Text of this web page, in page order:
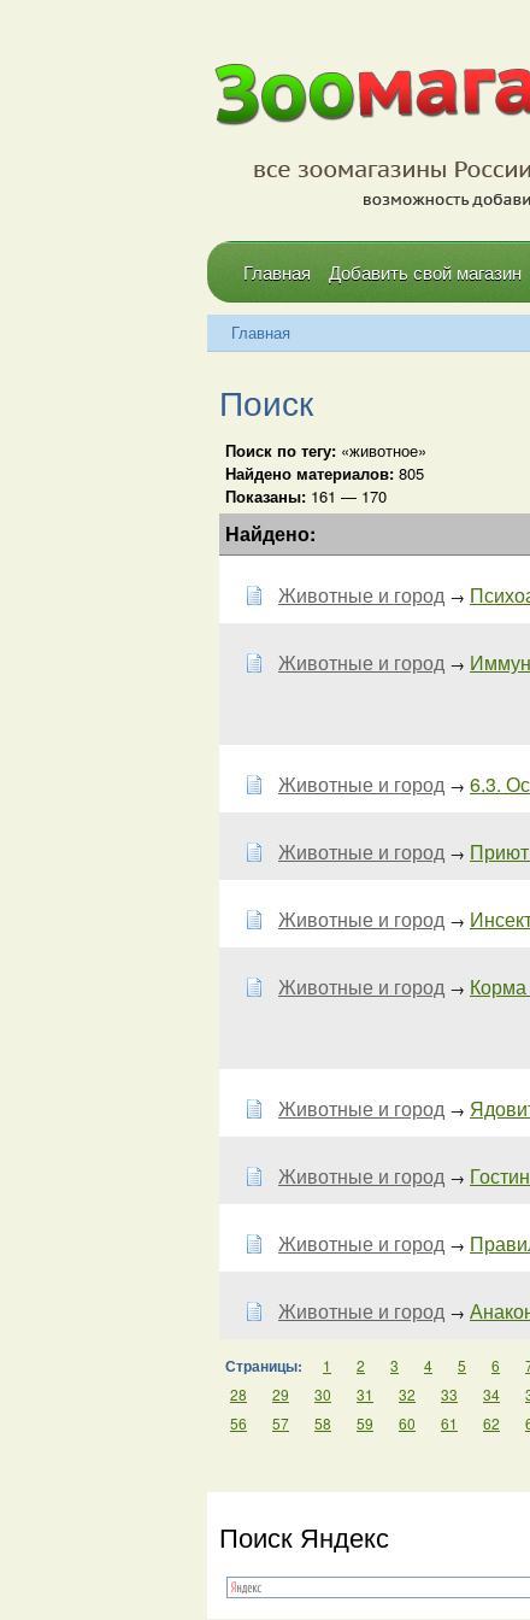
Главная Добавить свой магазин
Главная
Поиск
Поиск по тегу: «животное»
Найдено материалов: 805
Показаны: 161 — 170
Найдено:
Животные и город →
Животные и город →
Животные и город → 6.3.
Животные и город →
Животные и город →
Животные и город →
Животные и город →
Животные и город →
Животные и город →
Животные и город →
Страницы: 1 2 3 4 5 6
28
29 30 31 32 33 34
56
57 58 59 60 61 62
Поиск Яндекс